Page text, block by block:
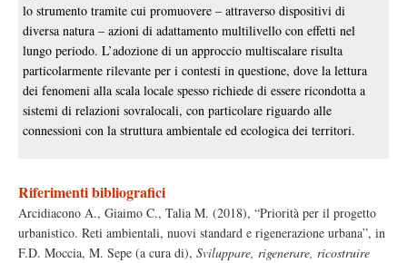
lo strumento tramite cui promuovere – attraverso dispositivi di
diversa natura – azioni di adattamento multilivello con effetti nel
lungo periodo. L’adozione di un approccio multiscalare risulta
particolarmente rilevante per i contesti in questione, dove la lettura
dei fenomeni alla scala locale spesso richiede di essere ricondotta a
sistemi di relazioni sovralocali, con particolare riguardo alle
connessioni con la struttura ambientale ed ecologica dei territori.
Riferimenti bibliografici
Arcidiacono A., Giaimo C., Talia M. (2018), “Priorità per il progetto
urbanistico. Reti ambientali, nuovi standard e rigenerazione urbana”, in
F.D. Moccia, M. Sepe (a cura di), Sviluppare, rigenerare, ricostruire